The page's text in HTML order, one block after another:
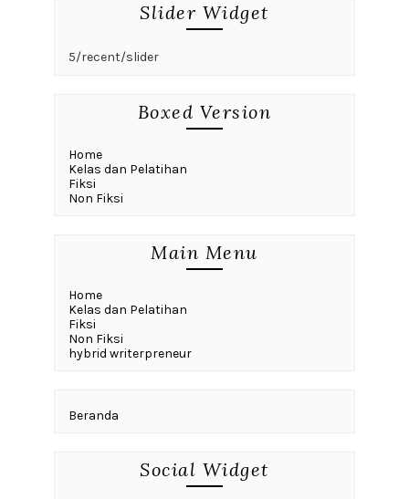
Slider Widget
5/recent/slider
Boxed Version
Home
Kelas dan Pelatihan
Fiksi
Non Fiksi
Main Menu
Home
Kelas dan Pelatihan
Fiksi
Non Fiksi
hybrid writerpreneur
Beranda
Social Widget